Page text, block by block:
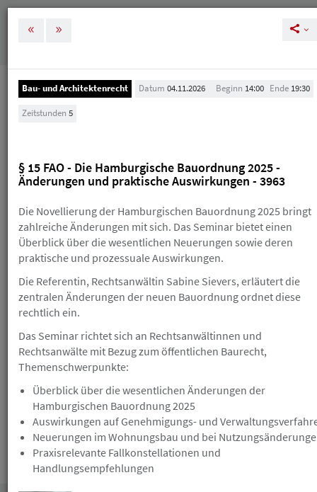
Veranstaltungen
Melden Sie sich rechtzeitig zu unseren
Veranstaltungen an, um Ihre und unsere Planung zu
kostenlosen Absagefrist (in der Regel 10 Tage vor der
Veranstaltung) erhalten Sie einen Gutschein, den Sie
innerhalb eines Jahres für die Buchung eines neuen
HAV-Seminars einlösen können. Sollte Ihnen das
Skript schon zugegangen sein, erhalten Sie einen
Gutschein über die Hälfte des Teilnahmebetrags.
Wenn Sie einen Gutschein erhalten, ist der
ursprüngliche Teilnahmebetrag trotzdem fällig. Einen
Gutschein erhalten Sie nicht bei Nichterscheinen
ohne vorherige Absage. Die Anmeldung zu einer
kulturellen/ gesellschaftlichen Veranstaltung ist
verbindlich und nicht mehr kostenlos stornierbar.
Die Teilnahmebedingungen finden Sie
Bau- und Architektenrecht Datum 04.11.2026 Beginn 14:00 Ende 19:30
Zeitstunden 5
§ 15 FAO - Die Hamburgische Bauordnung 2025 -
Änderungen und praktische Auswirkungen - 3963
Die Novellierung der Hamburgischen Bauordnung 2025 bringt
zahlreiche Änderungen mit sich. Das Seminar bietet einen
Überblick über die wesentlichen Neuerungen sowie deren
praktische und prozessuale Auswirkungen.
Die Referentin, Rechtsanwältin Sabine Sievers, erläutert die
zentralen Änderungen der neuen Bauordnung ordnet diese
rechtlich ein.
Das Seminar richtet sich an Rechtsanwältinnen und
Rechtsanwälte mit Bezug zum öffentlichen Baurecht,
Themenschwerpunkte:
Überblick über die wesentlichen Änderungen der
Hamburgischen Bauordnung 2025
Auswirkungen auf Genehmigungs- und
Neuerungen im Wohnungsbau und bei
Praxisrelevante Fallkonstellationen und
Handlungsempfehlungen